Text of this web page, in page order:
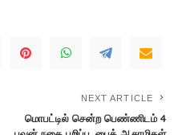
NEXT ARTICLE
மொபட்டில் சென்ற பெண்ணிடம் 4